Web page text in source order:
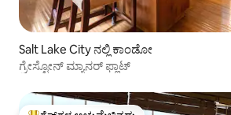
Salt Lake City ನಲ್ಲಿ ಕಾಂಡೋ
ಗ್ರೇಸ್ಟೋನ್ ಮ್ಯಾನರ್ ಫ್ಲಾಟ್